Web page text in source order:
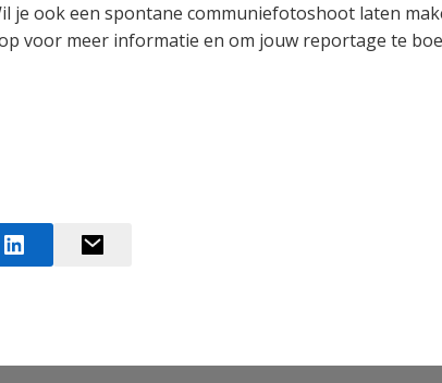
je ook een spontane communiefotoshoot laten
voor meer informatie en om jouw reportage te